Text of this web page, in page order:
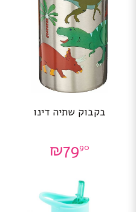
בקבוק שתיה דינו
₪7990